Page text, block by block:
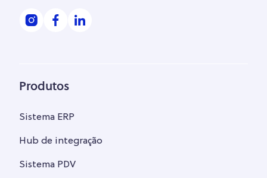
Produtos
Sistema ERP
Hub de integração
Sistema PDV